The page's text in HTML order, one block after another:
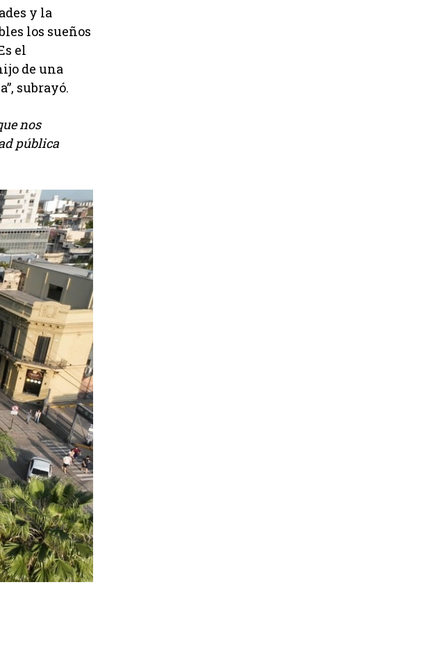
y la
los sueños
el
de una
subrayó.
nos
pública